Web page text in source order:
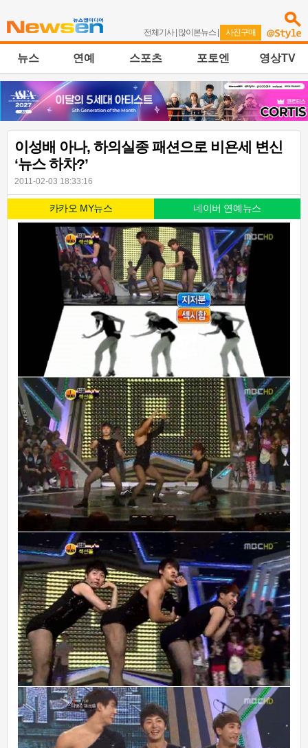
전체기사| 많이본뉴스 | 사진구매
뉴스 연예 스포츠 포토엔 영상TV
이성배 아나, 하의실종 패션으로 비욘세 변신
‘뉴스 하차?’
2011-02-03 18:33:16
카카오 MY뉴스 네이버 연예뉴스